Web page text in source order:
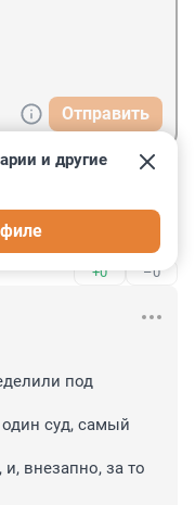
Отправить
+0 –0
и другие
под
суд, самый
внезапно, за то